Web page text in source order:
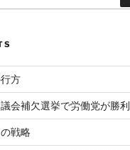
方
会補欠選挙で労働党が勝利
戦略